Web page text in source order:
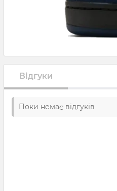
Відгуки
Поки немає відгуків